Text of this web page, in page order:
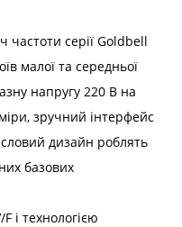
серії Goldbell
малої та середньої
напругу 220 В на
зручний інтерфейс
дизайн роблять
базових
і технологією